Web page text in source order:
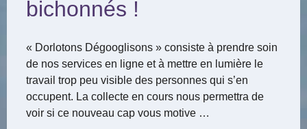
bichonnés !
« Dorlotons Dégooglisons » consiste à prendre soin
de nos services en ligne et à mettre en lumière le
travail trop peu visible des personnes qui s’en
occupent. La collecte en cours nous permettra de
voir si ce nouveau cap vous motive …